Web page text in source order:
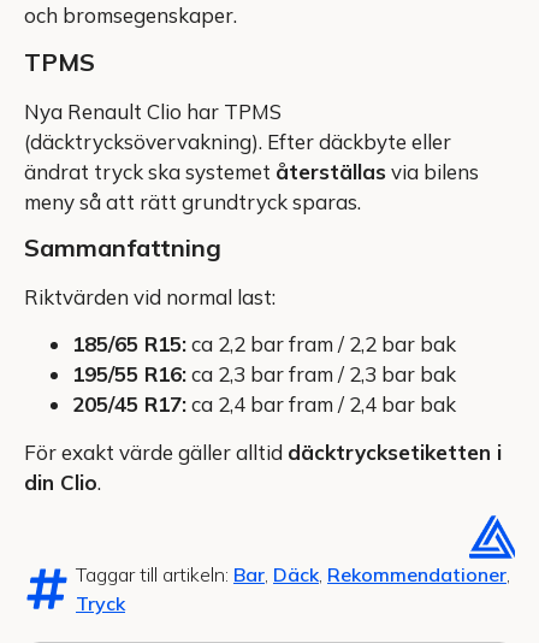
och bromsegenskaper.
TPMS
Nya Renault Clio har TPMS
(däcktrycksövervakning). Efter däckbyte eller
ändrat tryck ska systemet återställas via bilens
meny så att rätt grundtryck sparas.
Sammanfattning
Riktvärden vid normal last:
185/65 R15:ca 2,2 bar fram / 2,2 bar bak
195/55 R16:ca 2,3 bar fram / 2,3 bar bak
205/45 R17:ca 2,4 bar fram / 2,4 bar bak
För exakt värde gäller alltid däcktrycksetiketten i
din Clio.
Taggar till artikeln: Bar, Däck, Rekommendationer,
Tryck